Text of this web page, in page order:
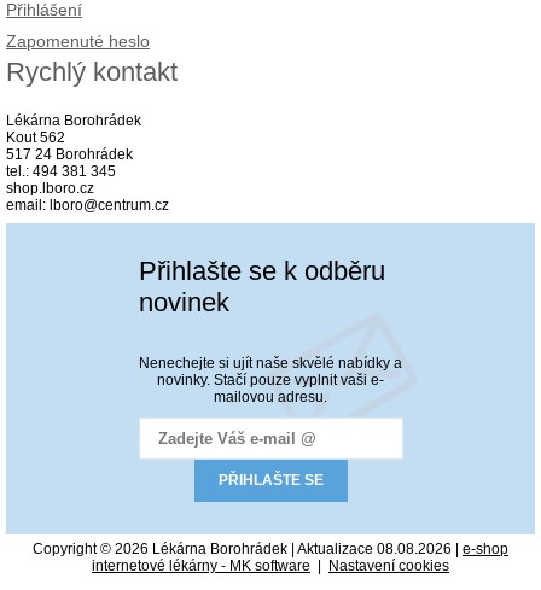
Přihlášení
Zapomenuté heslo
Rychlý kontakt
Lékárna Borohrádek
Kout 562
517 24 Borohrádek
tel.: 494 381 345
shop.lboro.cz
email: lboro@centrum.cz
Přihlašte se k odběru
novinek
Nenechejte si ujít naše skvělé nabídky a
novinky. Stačí pouze vyplnit vaši e-
mailovou adresu.
Copyright © 2026 Lékárna Borohrádek | Aktualizace 08.08.2026 | e-shop
internetové lékárny - MK software | Nastavení cookies